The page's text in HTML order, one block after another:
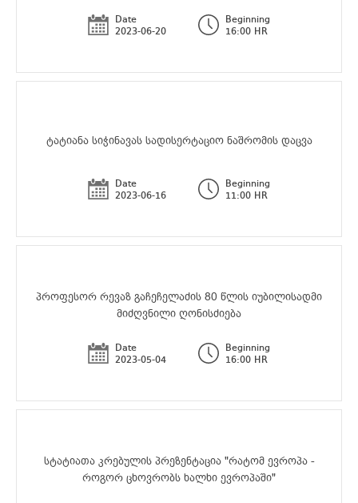
Date
2023-06-20
Beginning
16:00 HR
ტატიანა სიჭინავას სადისერტაციო ნაშრომის დაცვა
Date
2023-06-16
Beginning
11:00 HR
პროფესორ რევაზ გაჩეჩელაძის 80 წლის იუბილისადმი
მიძღვნილი ღონისძიება
Date
2023-05-04
Beginning
16:00 HR
სტატიათა კრებულის პრეზენტაცია "რატომ ევროპა -
როგორ ცხოვრობს ხალხი ევროპაში"